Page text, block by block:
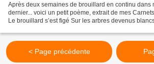
Après deux semaines de brouillard en continu dans
dernier... voici un petit poème, extrait de mes
Le brouillard s’est figé Sur les arbres devenus
< Page précédente